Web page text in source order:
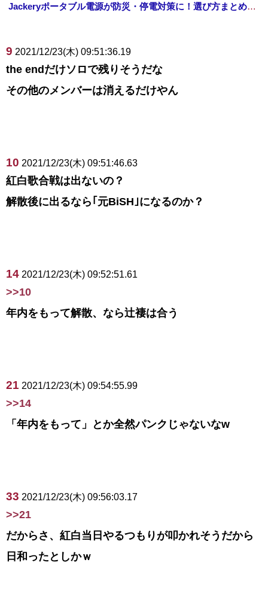
Jackeryポータブル電源が防災・停電対策に！選び方まとめ【プライムデー最終日】
9 2021/12/23(木) 09:51:36.19
the endだけソロで残りそうだな
その他のメンバーは消えるだけやん
10 2021/12/23(木) 09:51:46.63
紅白歌合戦は出ないの？
解散後に出るなら｢元BiSH｣になるのか？
14 2021/12/23(木) 09:52:51.61
>>10
年内をもって解散、なら辻褄は合う
21 2021/12/23(木) 09:54:55.99
>>14
「年内をもって」とか全然パンクじゃないなw
33 2021/12/23(木) 09:56:03.17
>>21
だからさ、紅白当日やるつもりが叩かれそうだから
日和ったとしかｗ